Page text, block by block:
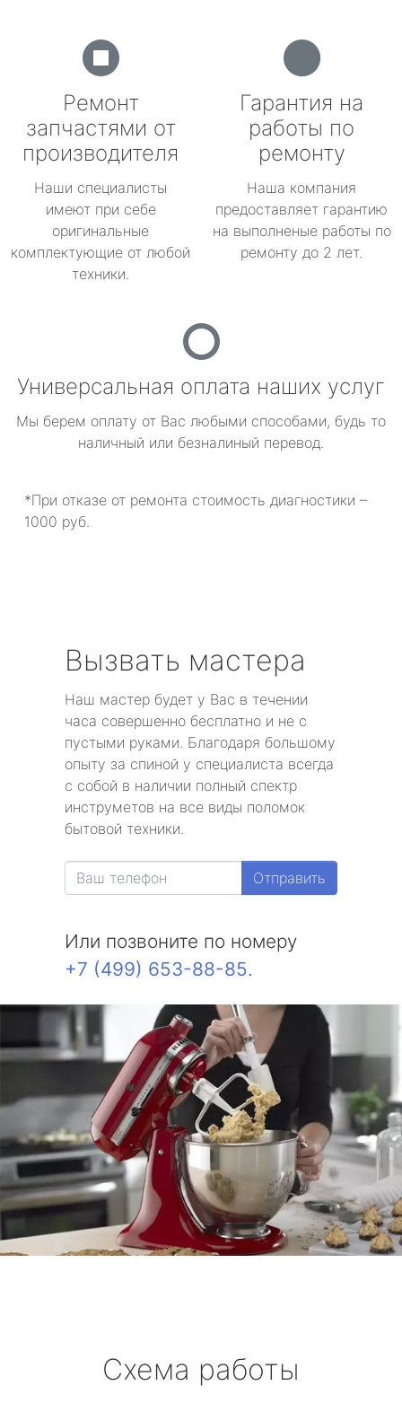
Ремонт
запчастями от
производителя
Наши специалисты
имеют при себе
оригинальные
комплектующие от любой
техники.
Гарантия на
работы по
ремонту
Наша компания
предоставляет гарантию
на выполненые работы по
ремонту до 2 лет.
Универсальная оплата наших услуг
Мы берем оплату от Вас любыми способами, будь то
наличный или безналиный перевод.
*При отказе от ремонта стоимость диагностики –
1000 руб.
Вызвать мастера
Наш мастер будет у Вас в течении
часа совершенно бесплатно и не с
пустыми руками. Благодаря большому
опыту за спиной у специалиста всегда
с собой в наличии полный спектр
инструметов на все виды поломок
бытовой техники.
Отправить
Или позвоните по номеру
+7 (499) 653-88-85.
Схема работы